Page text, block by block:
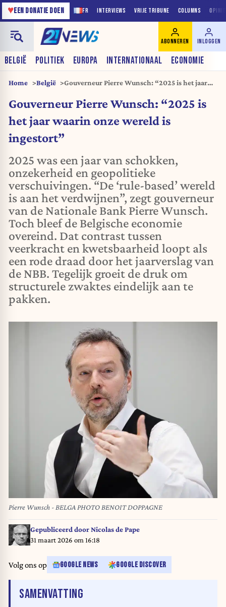
FR INTERVIEWS VRIJE TRIBUNE COLUMNS
♥EEN DONATIE DOEN
BELGIË POLITIEK EUROPA INTERNATIONAAL ECONOMIE
ABONNEREN INLOGGEN
Home België
Gouverneur Pierre Wunsch: “2025 is het jaar
Gouverneur Pierre Wunsch: “2025 is
het jaar waarin onze wereld is
ingestort”
2025 was een jaar van schokken,
onzekerheid en geopolitieke
verschuivingen. “De ‘rule-based’ wereld
is aan het verdwijnen”, zegt gouverneur
van de Nationale Bank Pierre Wunsch.
Toch bleef de Belgische economie
overeind. Dat contrast tussen
veerkracht en kwetsbaarheid loopt als
een rode draad door het jaarverslag van
de NBB. Tegelijk groeit de druk om
structurele zwaktes eindelijk aan te
pakken.
Pierre Wunsch - BELGA PHOTO BENOIT DOPPAGNE
Gepubliceerd doorNicolas de Pape
31 maart 2026 om 16:18
Volg ons op GOOGLE NEWS GOOGLE DISCOVER
SAMENVATTING